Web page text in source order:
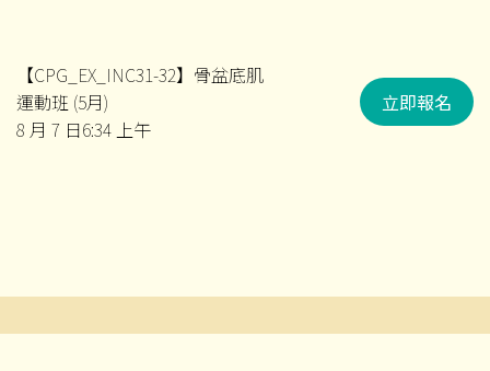
【CPG_EX_INC31-32】骨盆底肌
運動班 (5月)
8 月 7 日6:34 上午
立即報名
章